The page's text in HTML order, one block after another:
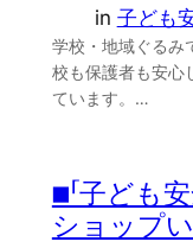
in 子ども
学校・地域ぐるみ
校も保護者も安心
ています。…
■「子ども
ショップ